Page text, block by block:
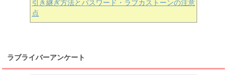
引き継ぎ方法とパスワード・ラブカストーンの注意
点
ラブライバーアンケート